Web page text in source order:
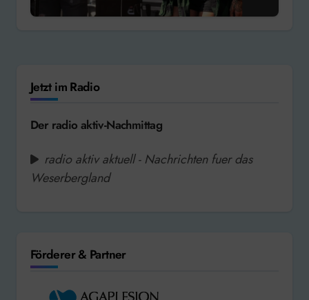
Jetzt im Radio
Der radio aktiv-Nachmittag
radio aktiv aktuell - Nachrichten fuer das
Weserbergland
Förderer & Partner